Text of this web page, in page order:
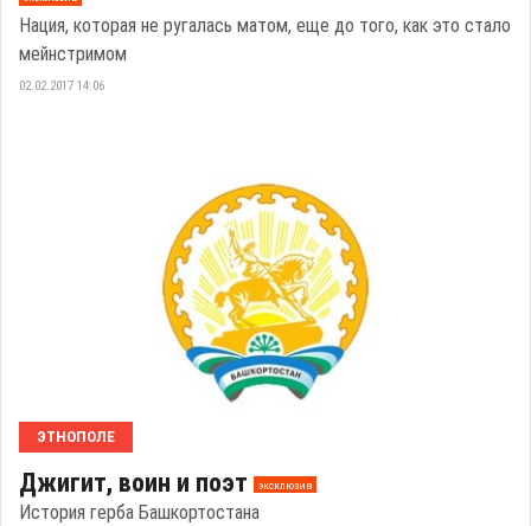
Нация, которая не ругалась матом, еще до того, как это стало
мейнстримом
02.02.2017 14:06
ЭТНОПОЛЕ
Джигит, воин и поэт эксклюзив
История герба Башкортостана